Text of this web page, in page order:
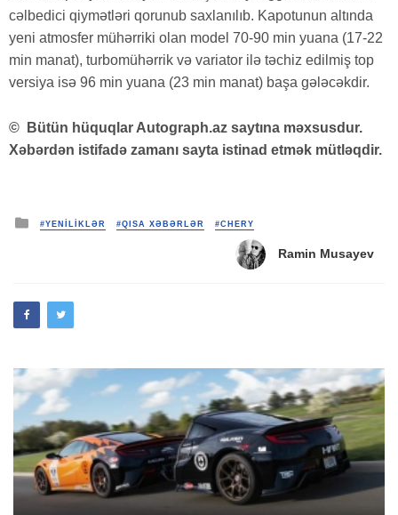
cəlbedici qiymətləri qorunub saxlanılıb. Kapotunun altında
yeni atmosfer mühərriki olan model 70-90 min yuana (17-22
min manat), turbomühərrik və variator ilə təchiz edilmiş top
versiya isə 96 min yuana (23 min manat) başa gələcəkdir.
©
Bütün hüquqlar Autograph.az saytına məxsusdur.
Xəbərdən istifadə zamanı sayta istinad etmək mütləqdir.
Posted
in
#YENİLİKLƏR #QISA XƏBƏRLƏR #CHERY
Ramin Musayev